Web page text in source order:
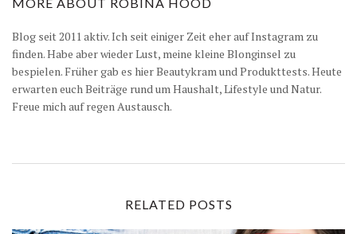
Blog seit 2011 aktiv. Ich seit einiger Zeit eher auf Instagram zu
finden. Habe aber wieder Lust, meine kleine Blonginsel zu
bespielen. Früher gab es hier Beautykram und Produkttests. Heute
erwarten euch Beiträge rund um Haushalt, Lifestyle und Natur.
Freue mich auf regen Austausch.
RELATED POSTS